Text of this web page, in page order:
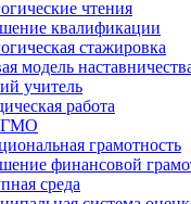
чтения
квалификации
стажировка
модель
учитель
работа
ГМО
грамотность
финансовой
среда